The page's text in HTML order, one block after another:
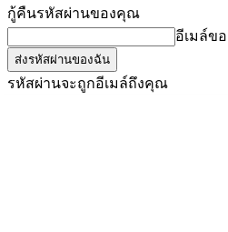
กู้คืนรหัสผ่านของคุณ
อีเมล์ข
รหัสผ่านจะถูกอีเมล์ถึงคุณ